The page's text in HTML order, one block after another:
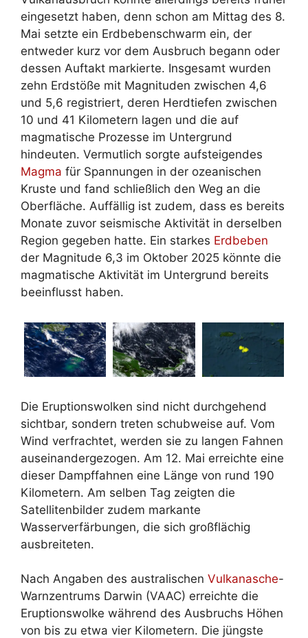
eingesetzt haben, denn schon am Mittag des 8.
Mai setzte ein Erdbebenschwarm ein, der
entweder kurz vor dem Ausbruch begann oder
dessen Auftakt markierte. Insgesamt wurden
zehn Erdstöße mit Magnituden zwischen 4,6
und 5,6 registriert, deren Herdtiefen zwischen
10 und 41 Kilometern lagen und die auf
magmatische Prozesse im Untergrund
hindeuten. Vermutlich sorgte aufsteigendes
Magma für Spannungen in der ozeanischen
Kruste und fand schließlich den Weg an die
Oberfläche. Auffällig ist zudem, dass es bereits
Monate zuvor seismische Aktivität in derselben
Region gegeben hatte. Ein starkes Erdbeben
der Magnitude 6,3 im Oktober 2025 könnte die
magmatische Aktivität im Untergrund bereits
beeinflusst haben.
Die Eruptionswolken sind nicht durchgehend
sichtbar, sondern treten schubweise auf. Vom
Wind verfrachtet, werden sie zu langen Fahnen
auseinandergezogen. Am 12. Mai erreichte eine
dieser Dampffahnen eine Länge von rund 190
Kilometern. Am selben Tag zeigten die
Satellitenbilder zudem markante
Wasserverfärbungen, die sich großflächig
ausbreiteten.
Nach Angaben des australischen Vulkanasche-
Warnzentrums Darwin (VAAC) erreichte die
Eruptionswolke während des Ausbruchs Höhen
von bis zu etwa vier Kilometern. Die jüngste